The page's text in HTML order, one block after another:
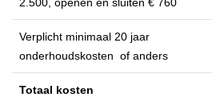
Verplicht minimaal 20 jaar
onderhoudskosten of anders
Totaal kosten